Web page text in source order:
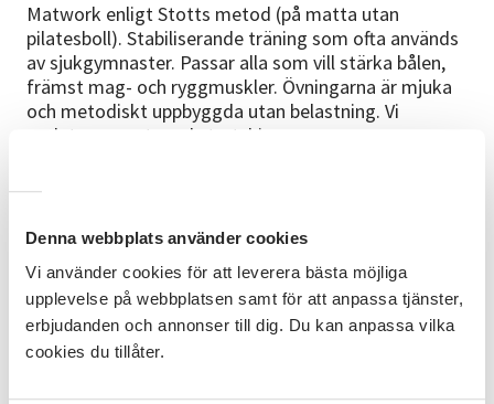
Denna webbplats använder cookies
Vi använder cookies för att leverera bästa möjliga
upplevelse på webbplatsen samt för att anpassa tjänster,
erbjudanden och annonser till dig. Du kan anpassa vilka
cookies du tillåter.
Matwork enligt Stotts metod (på matta utan
pilatesboll). Stabiliserande träning som ofta används
av sjukgymnaster. Passar alla som vill stärka bålen,
främst mag- och ryggmuskler. Övningarna är mjuka
och metodiskt uppbyggda utan belastning. Vi
avslutar passet med stretching.
Bra att veta
yoga/pilatesmatta om du har, annars så finns det att
låna.
Ledare
Kristina Svensson
Upplägg